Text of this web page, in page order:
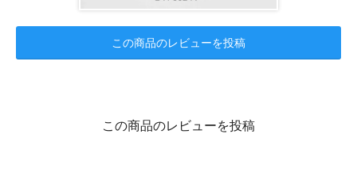
この商品のレビューを投稿
この商品のレビューを投稿